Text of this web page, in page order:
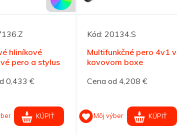
hliníkové
pero a stylus
0,433 €
KÚPIŤ
Kód: 20134.S
Multifunkčné pero 4v1 v
kovovom boxe
Cena od 4,208 €
Môj výber KÚPIŤ